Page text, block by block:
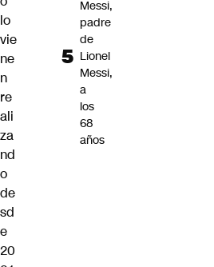
lo
vie
ne
n
re
ali
za
nd
o
de
sd
e
20
Messi,
padre
de
Lionel
Messi,
a
los
68
años